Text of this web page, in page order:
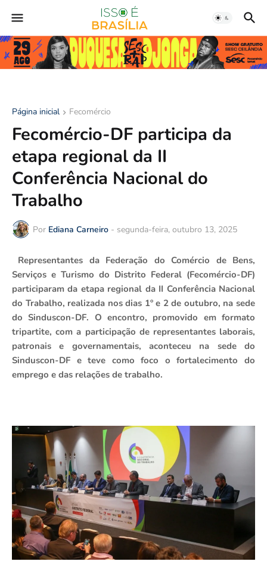
Página inicial Fecomércio
Fecomércio-DF participa da
etapa regional da II
Conferência Nacional do
Trabalho
Por Ediana Carneiro - segunda-feira, outubro 13, 2025
Representantes da Federação do Comércio de Bens,
Serviços e Turismo do Distrito Federal (Fecomércio-DF)
participaram da etapa regional da II Conferência Nacional
do Trabalho, realizada nos dias 1º e 2 de outubro, na sede
do Sinduscon-DF. O encontro, promovido em formato
tripartite, com a participação de representantes laborais,
patronais e governamentais, aconteceu na sede do
Sinduscon-DF e teve como foco o fortalecimento do
emprego e das relações de trabalho.